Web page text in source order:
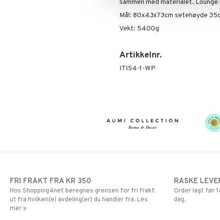
sammen med materialet.
Mål: 80x43x73cm setehøyde
Vekt: 5400g
Artikkelnr.
ITI54-1-WP
FRI FRAKT FRA KR 350
Hos Shopping4net beregnes grensen for fri frakt
ut fra hvilken(e) avdeling(er) du handler fra. Les
mer »
RASKE
Order lagt før
dag.